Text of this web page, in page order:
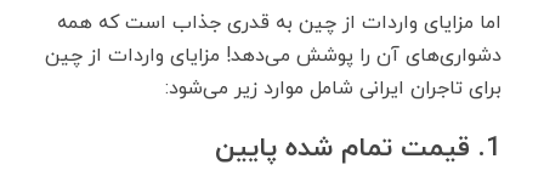
اما مزایای واردات از چین به قدری جذاب است که همه
دشواری‌های آن را پوشش می‌دهد! مزایای واردات از چین
برای تاجران ایرانی شامل موارد زیر می‌شود:
1. قیمت تمام شده پایین